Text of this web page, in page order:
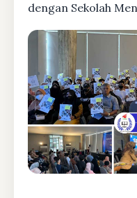
dengan Sekolah